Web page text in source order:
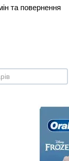
та повернення